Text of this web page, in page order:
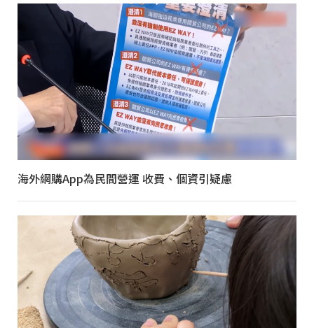
海外網購App為民間營運 收費、個資引疑慮